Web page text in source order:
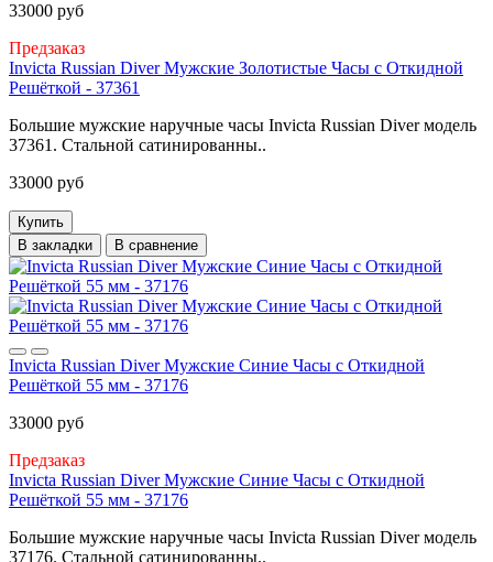
33000 руб
Предзаказ
Invicta Russian Diver Мужские Золотистые Часы с Откидной
Решёткой - 37361
Большие мужские наручные часы Invicta Russian Diver модель
37361. Стальной сатинированны..
33000 руб
Купить
В закладки
В сравнение
Invicta Russian Diver Мужские Синие Часы с Откидной
Решёткой 55 мм - 37176
33000 руб
Предзаказ
Invicta Russian Diver Мужские Синие Часы с Откидной
Решёткой 55 мм - 37176
Большие мужские наручные часы Invicta Russian Diver модель
37176. Стальной сатинированны..